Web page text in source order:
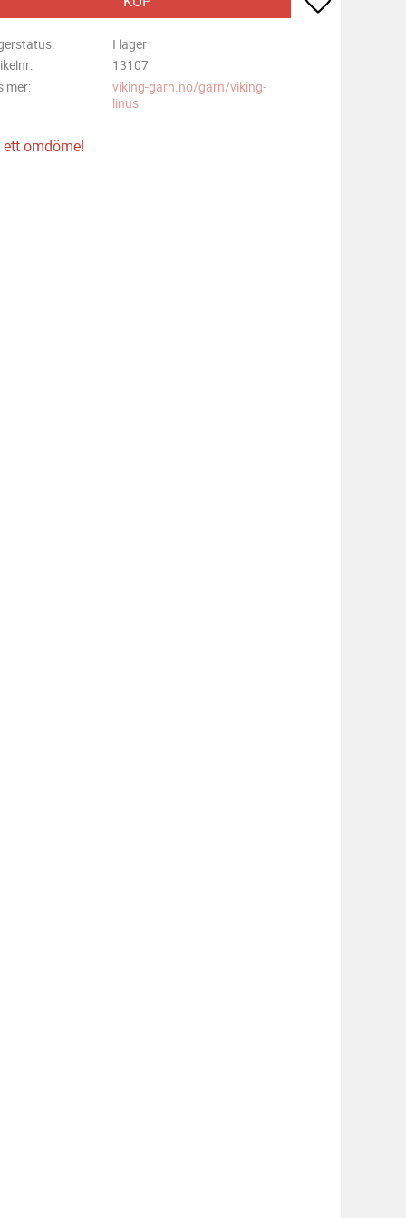
I lager
13107
mer
viking-garn.no/garn/viking-
linus
ett omdöme!